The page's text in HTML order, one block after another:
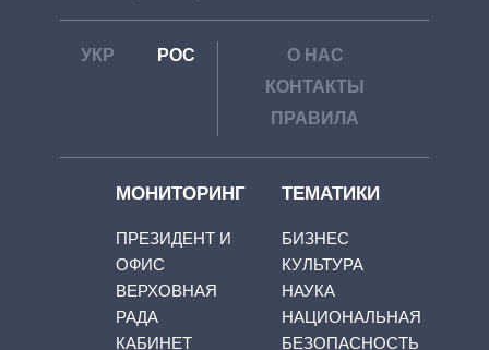
УКР РОС
О НАС
КОНТАКТЫ
ПРАВИЛА
МОНИТОРИНГ
ПРЕЗИДЕНТ И
ОФИС
ВЕРХОВНАЯ
РАДА
КАБИНЕТ
ТЕМАТИКИ
БИЗНЕС
КУЛЬТУРА
НАУКА
НАЦИОНАЛЬНАЯ
БЕЗОПАСНОСТЬ